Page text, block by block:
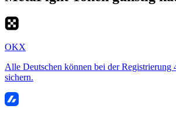
OKX
Alle Deutschen können bei der Registrierung
sichern.